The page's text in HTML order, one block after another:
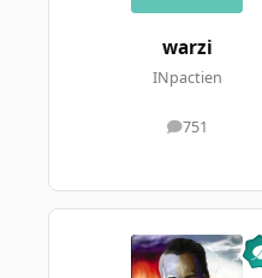
warzi
INpactien
751
messages